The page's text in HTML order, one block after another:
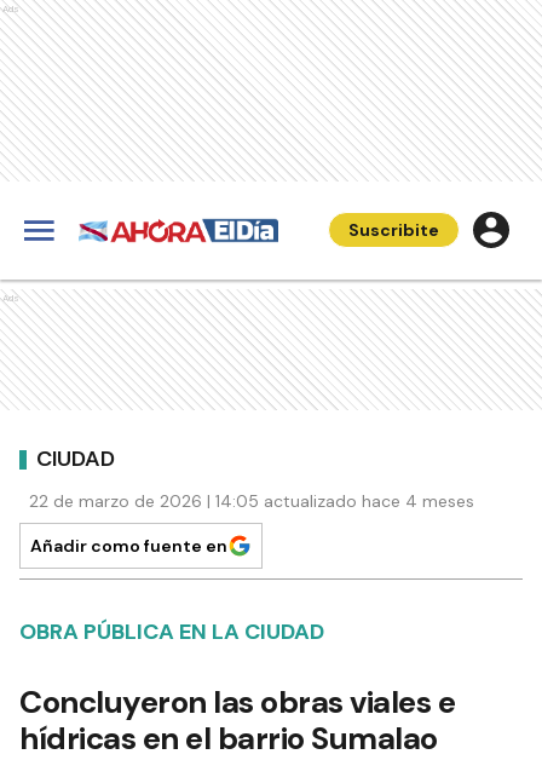
Ads
Suscribite
Ads
CIUDAD
22 de marzo de 2026 | 14:05 actualizado hace 4 meses
Añadir como fuente en
OBRA PÚBLICA EN LA CIUDAD
Concluyeron las obras viales e
hídricas en el barrio Sumalao